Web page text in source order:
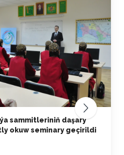
sammitleriniň daşary
okuw seminary geçirildi